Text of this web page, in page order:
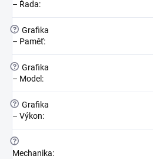
– Řada:
? Grafika
– Paměť:
? Grafika
– Model :
? Grafika
– Výkon:
?
Mechanika: